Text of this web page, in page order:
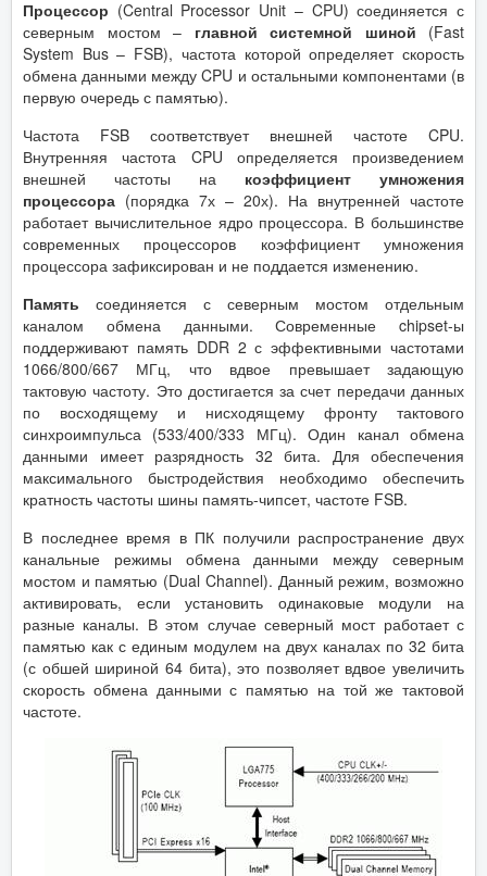
Процессор (Central Processor Unit – CPU) соединяется с
северным мостом – главной системной шиной (Fast
System Bus – FSB), частота которой определяет скорость
обмена данными между CPU и остальными компонентами (в
первую очередь с памятью).
Частота FSB соответствует внешней частоте CPU.
Внутренняя частота CPU определяется произведением
внешней частоты на коэффициент умножения
процессора (порядка 7х – 20х). На внутренней частоте
работает вычислительное ядро процессора. В большинстве
современных процессоров коэффициент умножения
процессора зафиксирован и не поддается изменению.
Память соединяется с северным мостом отдельным
каналом обмена данными. Современные chipset-ы
поддерживают память DDR 2 с эффективными частотами
1066/800/667 МГц, что вдвое превышает задающую
тактовую частоту. Это достигается за счет передачи данных
по восходящему и нисходящему фронту тактового
синхроимпульса (533/400/333 МГц). Один канал обмена
данными имеет разрядность 32 бита. Для обеспечения
максимального быстродействия необходимо обеспечить
кратность частоты шины память-чипсет, частоте FSB.
В последнее время в ПК получили распространение двух
канальные режимы обмена данными между северным
мостом и памятью (Dual Channel). Данный режим, возможно
активировать, если установить одинаковые модули на
разные каналы. В этом случае северный мост работает с
памятью как с единым модулем на двух каналах по 32 бита
(с обшей шириной 64 бита), это позволяет вдвое увеличить
скорость обмена данными с памятью на той же тактовой
частоте.